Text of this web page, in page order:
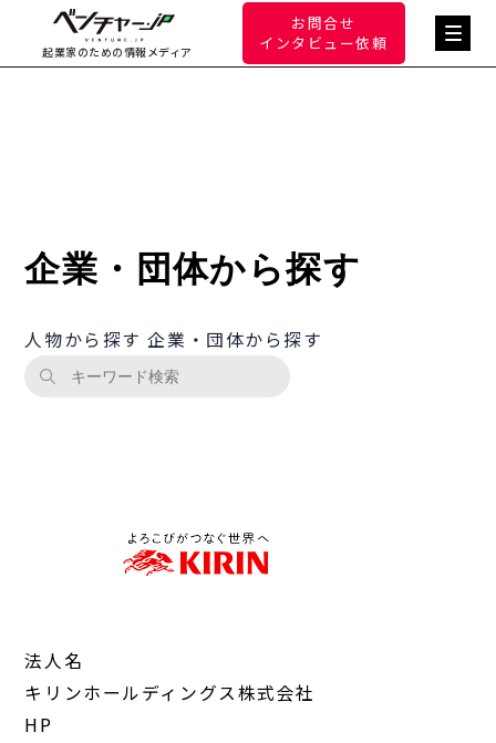
起業家のための情報メディア
お問合せ
インタビュー依頼
企業・団体から探す
人物から探す 企業・団体から探す
法人名
キリンホールディングス株式会社
HP